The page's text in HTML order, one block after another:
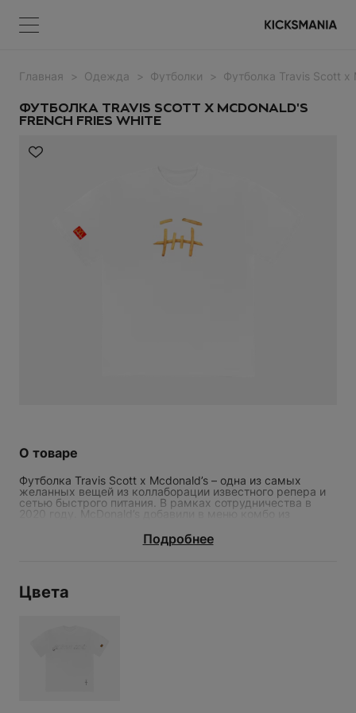
Главная Одежда Футболки Футболка Travis Scott x
ФУТБОЛКА TRAVIS SCOTT X MCDONALD'S
FRENCH FRIES WHITE
О товаре
Футболка Travis Scott x Mcdonald’s – одна из самых
желанных вещей из коллаборации известного репера и
сетью быстрого питания. В рамках сотрудничества в
2020 году. McDonald’s добавили в меню комбо из
представлена коллекция одежды. Принт на футболке
French Fries – это логотип музыкального лейбла Трэвиса
Подробнее
Цвета
Меню ВОЙТИ
ФУТБОЛКА TRAVIS SCOTT X
Меню КОРЗИНА